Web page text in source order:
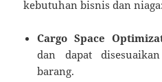
kebutuhan bisnis dan niaga:
Cargo Space
dan dapat
barang.